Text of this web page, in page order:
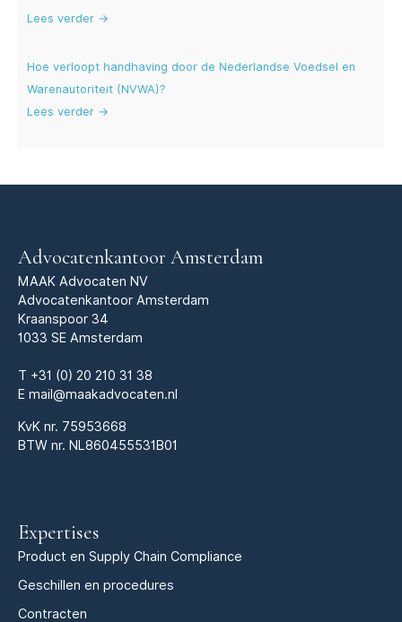
Lees verder →
Hoe verloopt handhaving door de Nederlandse Voedsel en
Warenautoriteit (NVWA)?
Lees verder →
Advocatenkantoor Amsterdam
MAAK Advocaten NV
Advocatenkantoor Amsterdam
Kraanspoor 34
1033 SE Amsterdam
T +31 (0) 20 210 31 38
E mail@maakadvocaten.nl
KvK nr. 75953668
BTW nr. NL860455531B01
Expertises
Product en Supply Chain Compliance
Geschillen en procedures
Contracten